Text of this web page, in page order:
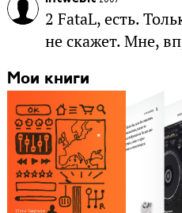
2 FataL, есть.
не скажет. Мне,
Мои книги